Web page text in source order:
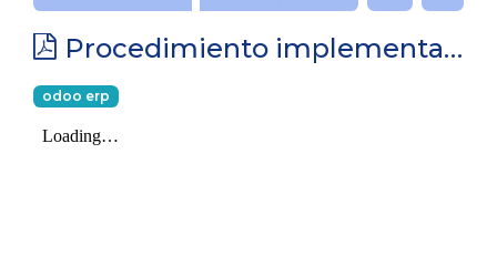
Procedimiento implementación odoo ERP base
odoo erp